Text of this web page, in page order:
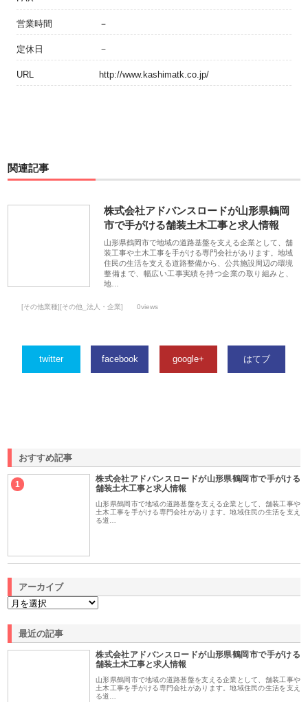
営業時間 －
定休日 －
URL http://www.kashimatk.co.jp/
関連記事
株式会社アドバンスロードが山形県鶴岡
市で手がける舗装土木工事と求人情報
山形県鶴岡市で地域の道路基盤を支える企業として、舗
装工事や土木工事を手がける専門会社があります。地域
住民の生活を支える道路整備から、公共施設周辺の環境
整備まで、幅広い工事実績を持つ企業の取り組みと、
地…
[その他業種][その他_法人・企業] 0views
twitter facebook google+ はてブ
おすすめ記事
1
株式会社アドバンスロードが山形県鶴岡市で手がける
舗装土木工事と求人情報
山形県鶴岡市で地域の道路基盤を支える企業として、舗装工事や
土木工事を手がける専門会社があります。地域住民の生活を支え
る道…
アーカイブ
最近の記事
株式会社アドバンスロードが山形県鶴岡市で手がける
舗装土木工事と求人情報
山形県鶴岡市で地域の道路基盤を支える企業として、舗装工事や
土木工事を手がける専門会社があります。地域住民の生活を支え
る道…